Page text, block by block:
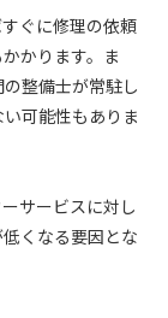
ぐに修理の依頼
かります。ま
整備士が常駐し
可能性もありま
サービスに対し
くなる要因とな